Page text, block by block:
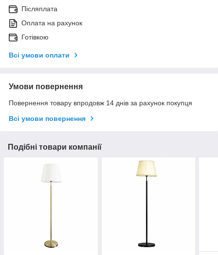
Післяплата
Оплата на рахунок
Готівкою
Всі умови оплати
Умови повернення
Повернення товару впродовж 14 днів за рахунок покупця
Всі умови повернення
Подібні товари компанії